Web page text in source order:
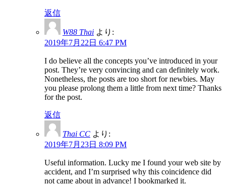
返信
W88 Thai より:
2019年7月22日 6:47 PM
I do believe all the concepts you’ve introduced in your
post. They’re very convincing and can definitely work.
Nonetheless, the posts are too short for newbies. May
you please prolong them a little from next time? Thanks
for the post.
返信
Thai CC より:
2019年7月23日 8:09 PM
Useful information. Lucky me I found your web site by
accident, and I’m surprised why this coincidence did
not came about in advance! I bookmarked it.